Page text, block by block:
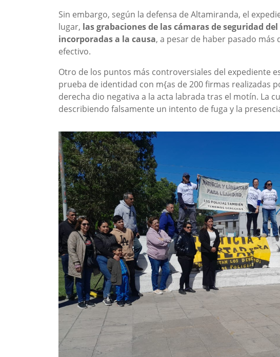
Sin embargo, según la defensa de Altamiranda, el
lugar, las grabaciones de las cámaras de seguridad
incorporadas a la causa, a pesar de haber pasado
efectivo.
Otro de los puntos más controversiales del expediente
prueba de identidad con m{as de 200 firmas realizadas
derecha dio negativa a la acta labrada tras el motín. La
describiendo falsamente un intento de fuga y la